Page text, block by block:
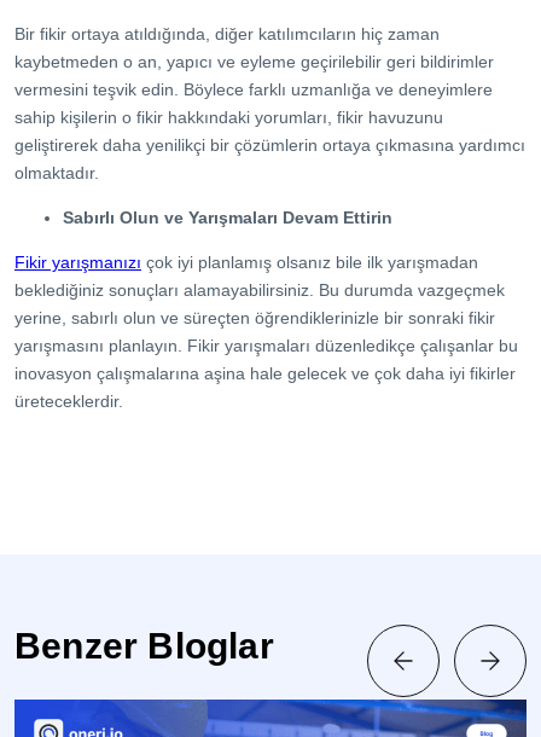
Bir fikir ortaya atıldığında, diğer katılımcıların hiç zaman
kaybetmeden o an, yapıcı ve eyleme geçirilebilir geri bildirimler
vermesini teşvik edin. Böylece farklı uzmanlığa ve deneyimlere
sahip kişilerin o fikir hakkındaki yorumları, fikir havuzunu
geliştirerek daha yenilikçi bir çözümlerin ortaya çıkmasına yardımcı
olmaktadır.
Sabırlı Olun ve Yarışmaları Devam Ettirin
Fikir yarışmanızı çok iyi planlamış olsanız bile ilk yarışmadan
beklediğiniz sonuçları alamayabilirsiniz. Bu durumda vazgeçmek
yerine, sabırlı olun ve süreçten öğrendiklerinizle bir sonraki fikir
yarışmasını planlayın. Fikir yarışmaları düzenledikçe çalışanlar bu
inovasyon çalışmalarına aşina hale gelecek ve çok daha iyi fikirler
üreteceklerdir.
Benzer Bloglar